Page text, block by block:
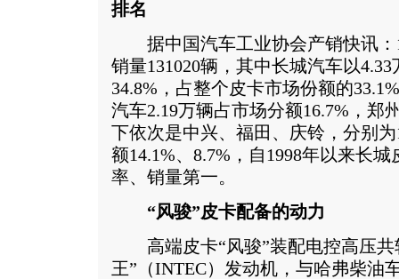
排名
据中国汽车工业协会产销快讯：
销量131020辆，其中长城汽车以
34.8%，占整个皮卡市场份额的
汽车2.19万辆占市场分额16.7%，郑
下依次是中兴、福田、庆铃，分别
额14.1%、8.7%，自1998年以来长
率、销量第一。
“风骏”皮卡配备的动力
高端皮卡“风骏”装配电控高压共
王”（INTEC）发动机，与哈弗柴油